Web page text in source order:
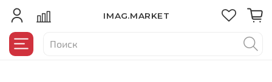
IMAG.MARKET